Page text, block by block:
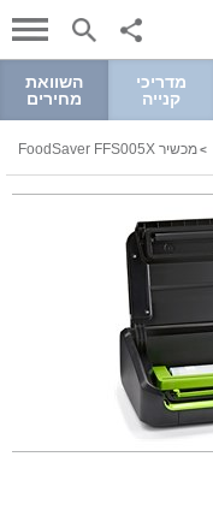
מדריכי
קנייה
השוואת
מחירים
>מכשיר FoodSaver FFS005X